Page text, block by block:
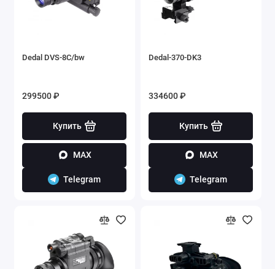
Dedal DVS-8C/bw
299500 ₽
Купить
MAX
Telegram
Dedal-370-DK3
334600 ₽
Купить
MAX
Telegram